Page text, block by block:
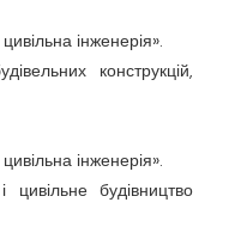
інженерія».
конструкцій,
інженерія».
будівництво